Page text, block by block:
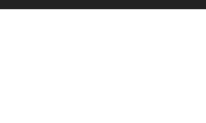
((modalTitle))
Accedi